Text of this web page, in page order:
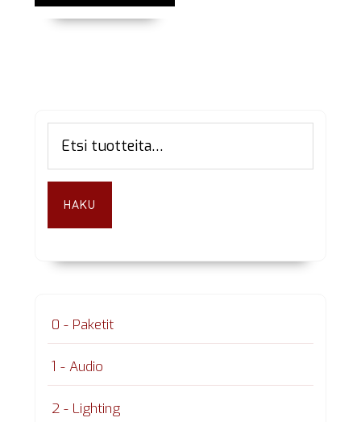
Ensisijainen
sivupalkki
HAKU
0 - Paketit
1 - Audio
2 - Lighting